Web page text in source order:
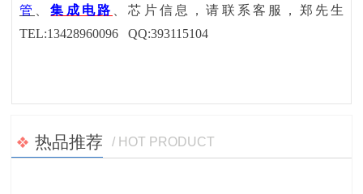
管
、集成电路
、芯片信息，请联系客服，郑先生
TEL:13428960096 QQ:393115104
热品推荐 / HOT PRODUCT